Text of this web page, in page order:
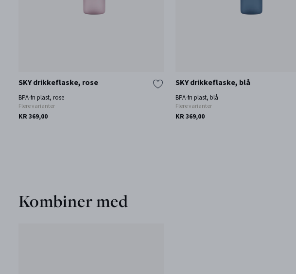
SKY drikkeflaske, rose
BPA-fri plast, rose
Flere varianter
KR 369,00
SKY drikkeflaske, blå
BPA-fri plast, blå
Flere varianter
KR 369,00
Kombiner med